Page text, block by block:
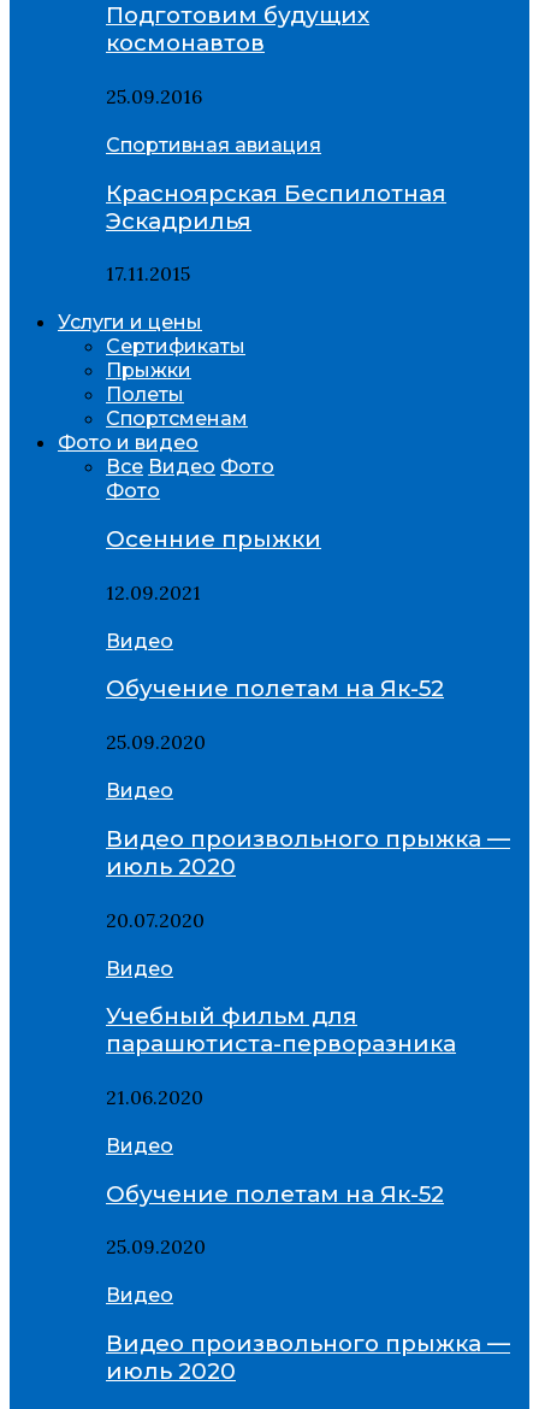
Подготовим будущих
космонавтов
25.09.2016
Спортивная авиация
Красноярская Беспилотная
Эскадрилья
17.11.2015
Услуги и цены
Сертификаты
Прыжки
Полеты
Спортсменам
Фото и видео
Все Видео Фото
Фото
Осенние прыжки
12.09.2021
Видео
Обучение полетам на Як-52
25.09.2020
Видео
Видео произвольного прыжка —
июль 2020
20.07.2020
Видео
Учебный фильм для
парашютиста-перворазника
21.06.2020
Видео
Обучение полетам на Як-52
25.09.2020
Видео
Видео произвольного прыжка —
июль 2020